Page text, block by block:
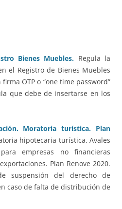
Bienes Muebles. Regula la
el Registro de Bienes Muebles
OTP o “one time password”
que debe de insertarse en los
Moratoria turística. Plan
hipotecaria turística. Avales
empresas no financieras
Plan Renove 2020.
suspensión del derecho de
caso de falta de distribución de